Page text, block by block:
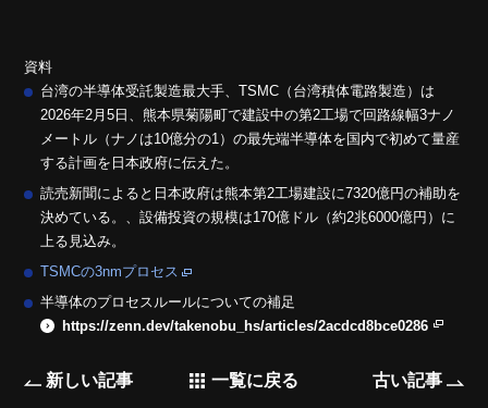
資料
台湾の半導体受託製造最大手、TSMC（台湾積体電路製造）は
2026年2月5日、熊本県菊陽町で建設中の第2工場で回路線幅3ナノ
メートル（ナノは10億分の1）の最先端半導体を国内で初めて量産
する計画を日本政府に伝えた。
読売新聞によると日本政府は熊本第2工場建設に7320億円の補助を
決めている。、設備投資の規模は170億ドル（約2兆6000億円）に
上る見込み。
TSMCの3nmプロセス
半導体のプロセスルールについての補足
https://zenn.dev/takenobu_hs/articles/2acdcd8bce0286
新しい記事 一覧に戻る 古い記事